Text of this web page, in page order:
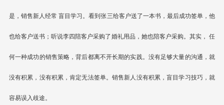
是，销售新人经常盲目学习。看到张三给客户送了一本书，最后成功签单，他
也给客户送书；听说李四陪客户采购了婚礼用品，她也陪客户采购。其实，任
何一种成功的销售策略，背后都离不开长期的实践。没有足够大量的沟通，就
没有积累，没有积累，肯定无法签单。销售新人没有积累，盲目学习技巧，就
容易误入歧途。